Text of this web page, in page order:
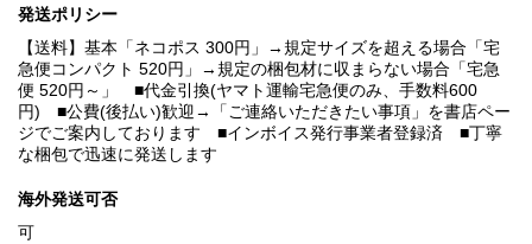
発送ポリシー
【送料】基本「ネコポス 300円」→規定サイズを超える場合「宅
急便コンパクト 520円」→規定の梱包材に収まらない場合「宅急
便 520円～」 ■代金引換(ヤマト運輸宅急便のみ、手数料600
円) ■公費(後払い)歓迎→「ご連絡いただきたい事項」を書店ペー
ジでご案内しております ■インボイス発行事業者登録済 ■丁寧
な梱包で迅速に発送します
海外発送可否
可